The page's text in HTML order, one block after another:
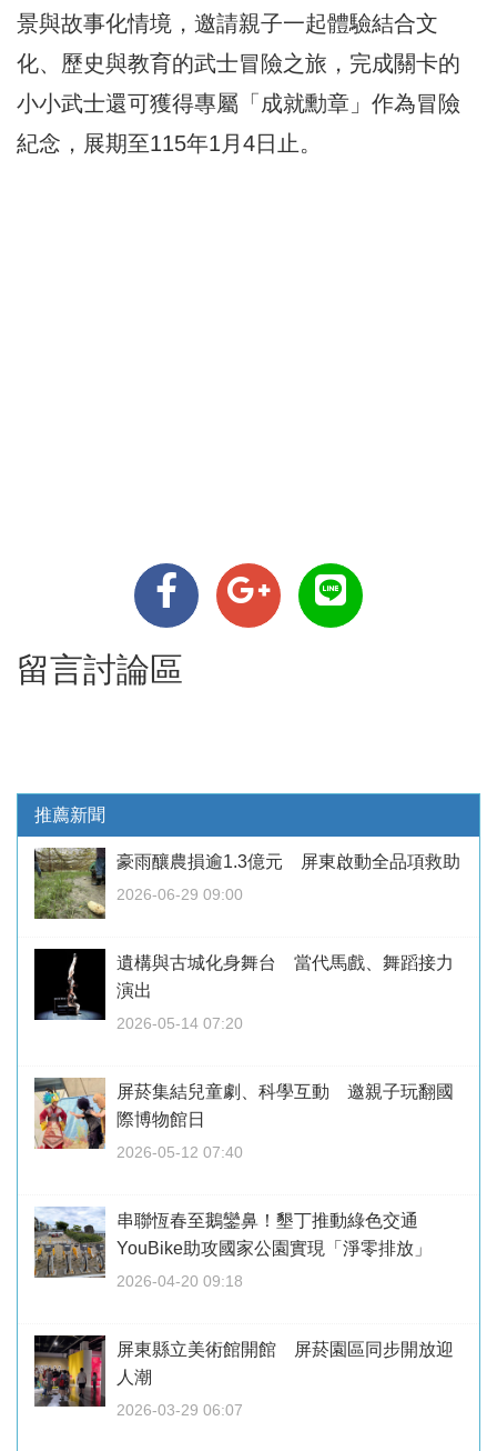
景與故事化情境，邀請親子一起體驗結合文
化、歷史與教育的武士冒險之旅，完成關卡的
小小武士還可獲得專屬「成就勳章」作為冒險
紀念，展期至115年1月4日止。
留言討論區
推薦新聞
豪雨釀農損逾1.3億元 屏東啟動全品項救助
2026-06-29 09:00
遺構與古城化身舞台 當代馬戲、舞蹈接力
演出
2026-05-14 07:20
屏菸集結兒童劇、科學互動 邀親子玩翻國
際博物館日
2026-05-12 07:40
串聯恆春至鵝鑾鼻！墾丁推動綠色交通
YouBike助攻國家公園實現「淨零排放」
2026-04-20 09:18
屏東縣立美術館開館 屏菸園區同步開放迎
人潮
2026-03-29 06:07